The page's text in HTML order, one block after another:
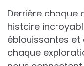
Derrière chaque
histoire
éblouissantes et
chaque